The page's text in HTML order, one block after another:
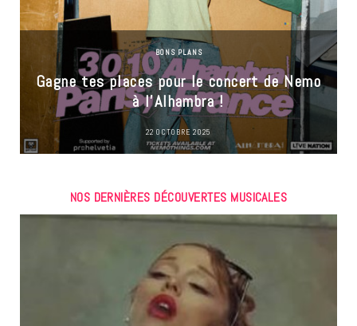
BONS PLANS
Gagne tes places pour le concert de Nemo
à l’Alhambra !
22 OCTOBRE 2025
NOS DERNIÈRES DÉCOUVERTES MUSICALES